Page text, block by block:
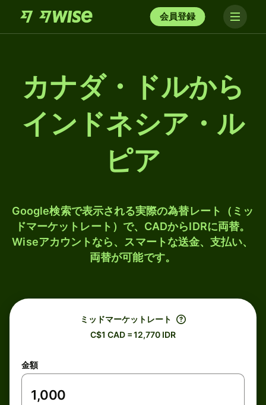
会員登録
カナダ・ドルから
インドネシア・ル
ピア
Google検索で表示される実際の為替レート（ミッ
ドマーケットレート）で、CADからIDRに両替。
Wiseアカウントなら、スマートな送金、支払い、
両替が可能です。
ミッドマーケットレート
C$1 CAD = 12,770 IDR
金額